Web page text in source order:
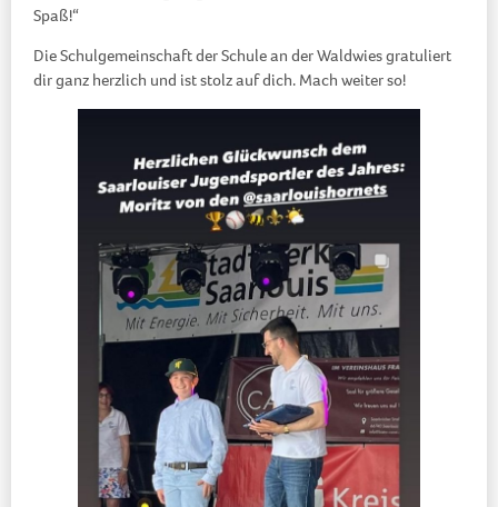
Spaß!“
Die Schulgemeinschaft der Schule an der Waldwies gratuliert
dir ganz herzlich und ist stolz auf dich. Mach weiter so!